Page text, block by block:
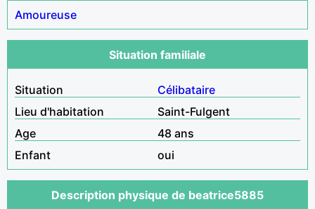
Amoureuse
Situation familiale
Situation
Célibataire
Lieu d'habitation
Saint-Fulgent
Age
48 ans
Enfant
oui
Description physique de beatrice5885